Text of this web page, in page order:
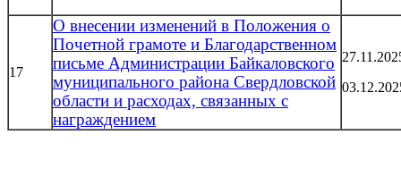
17
О внесении изменений в Положения о
Почетной грамоте и Благодарственном
письме Администрации Байкаловского
муниципального района Свердловской
области и расходах, связанных с
награждением